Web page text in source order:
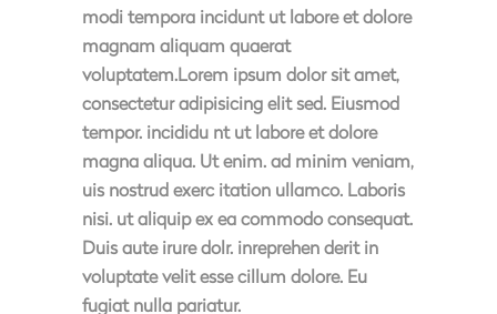
modi tempora incidunt ut labore et dolore
magnam aliquam quaerat
voluptatem.Lorem ipsum dolor sit amet,
consectetur adipisicing elit sed. Eiusmod
tempor. incididu nt ut labore et dolore
magna aliqua. Ut enim. ad minim veniam,
uis nostrud exerc itation ullamco. Laboris
nisi. ut aliquip ex ea commodo consequat.
Duis aute irure dolr. inreprehen derit in
voluptate velit esse cillum dolore. Eu
fugiat nulla pariatur.